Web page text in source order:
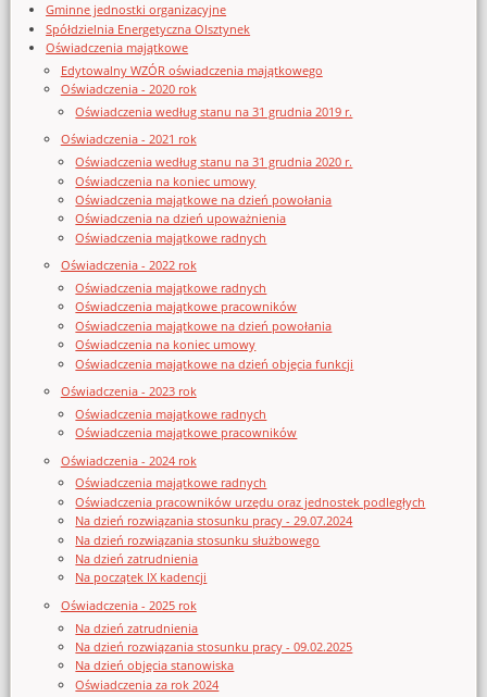
Gminne jednostki organizacyjne
Spółdzielnia Energetyczna Olsztynek
Oświadczenia majątkowe
Edytowalny WZÓR oświadczenia majątkowego
Oświadczenia - 2020 rok
Oświadczenia według stanu na 31 grudnia 2019 r.
Oświadczenia - 2021 rok
Oświadczenia według stanu na 31 grudnia 2020 r.
Oświadczenia na koniec umowy
Oświadczenia majątkowe na dzień powołania
Oświadczenia na dzień upoważnienia
Oświadczenia majątkowe radnych
Oświadczenia - 2022 rok
Oświadczenia majątkowe radnych
Oświadczenia majątkowe pracowników
Oświadczenia majątkowe na dzień powołania
Oświadczenia na koniec umowy
Oświadczenia majątkowe na dzień objęcia funkcji
Oświadczenia - 2023 rok
Oświadczenia majątkowe radnych
Oświadczenia majątkowe pracowników
Oświadczenia - 2024 rok
Oświadczenia majątkowe radnych
Oświadczenia pracowników urzędu oraz jednostek podległych
Na dzień rozwiązania stosunku pracy - 29.07.2024
Na dzień rozwiązania stosunku służbowego
Na dzień zatrudnienia
Na początek IX kadencji
Oświadczenia - 2025 rok
Na dzień zatrudnienia
Na dzień rozwiązania stosunku pracy - 09.02.2025
Na dzień objęcia stanowiska
Oświadczenia za rok 2024